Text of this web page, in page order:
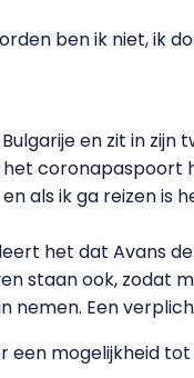
ben ik niet, ik
en zit in zijn
het
als ik ga reizen is
het dat Avans
staan ook, zodat
nemen. Een
een mogelijkheid